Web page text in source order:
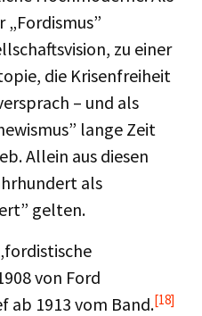
zu einer
die Krisenfreiheit
– und als
lange Zeit
Allein aus diesen
als
gelten.
von Ford
ab 1913 vom Band.[18]